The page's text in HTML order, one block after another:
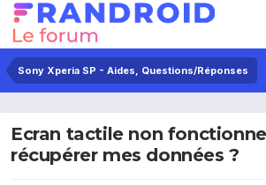
Sony Xperia SP - Aides, Questions/Réponses
Ecran tactile non
récupérer mes données ?